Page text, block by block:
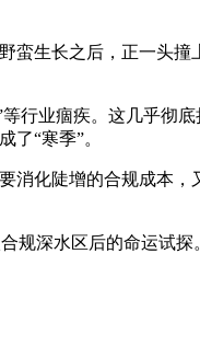
生长之后，正一头撞
行业痼疾。这几乎彻
“寒季”。
消化陡增的合规成本
规深水区后的命运试探